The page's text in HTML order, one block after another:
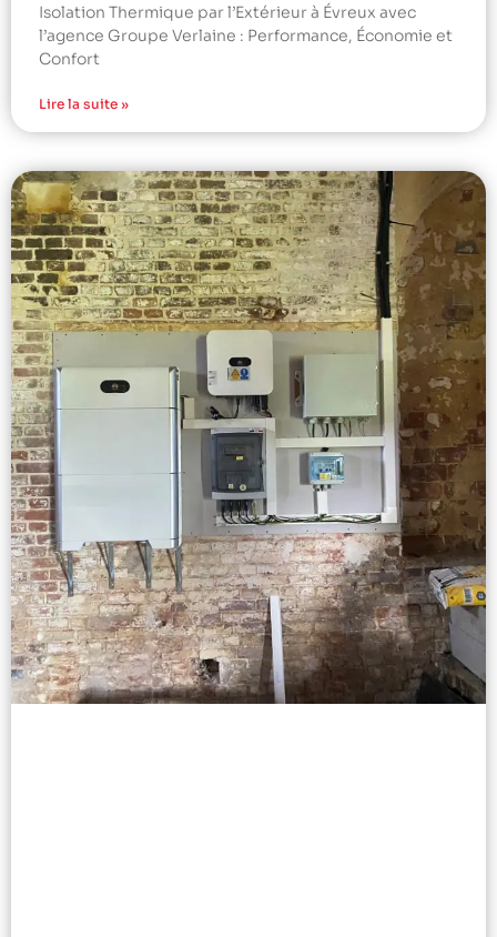
Isolation Thermique par l’Extérieur à Évreux avec
l’agence Groupe Verlaine : Performance, Économie et
Confort
Lire la suite »